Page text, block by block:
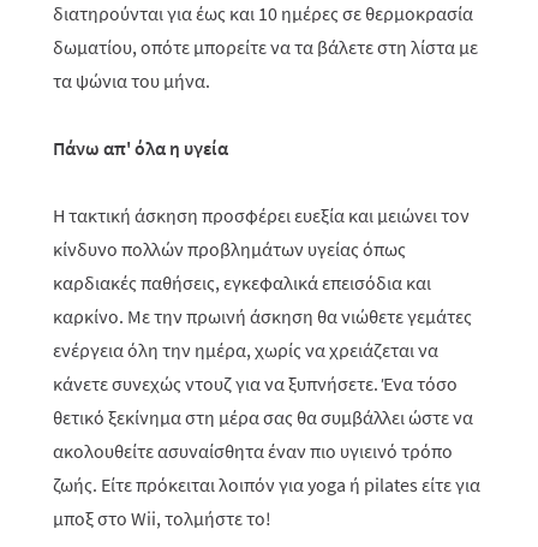
διατηρούνται για έως και 10 ημέρες σε θερμοκρασία
δωματίου, οπότε μπορείτε να τα βάλετε στη λίστα με
τα ψώνια του μήνα.
Πάνω απ' όλα η υγεία
Η τακτική άσκηση προσφέρει ευεξία και μειώνει τον
κίνδυνο πολλών προβλημάτων υγείας όπως
καρδιακές παθήσεις, εγκεφαλικά επεισόδια και
καρκίνο. Με την πρωινή άσκηση θα νιώθετε γεμάτες
ενέργεια όλη την ημέρα, χωρίς να χρειάζεται να
κάνετε συνεχώς ντουζ για να ξυπνήσετε. Ένα τόσο
θετικό ξεκίνημα στη μέρα σας θα συμβάλλει ώστε να
ακολουθείτε ασυναίσθητα έναν πιο υγιεινό τρόπο
ζωής. Είτε πρόκειται λοιπόν για yoga ή pilates είτε για
μποξ στο Wii, τολμήστε το!